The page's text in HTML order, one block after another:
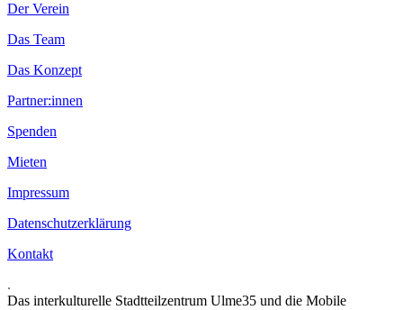
Der Verein
Das Team
Das Konzept
Partner:innen
Spenden
Mieten
Impressum
Datenschutzerklärung
Kontakt
.
Das interkulturelle Stadtteilzentrum Ulme35 und die Mobile